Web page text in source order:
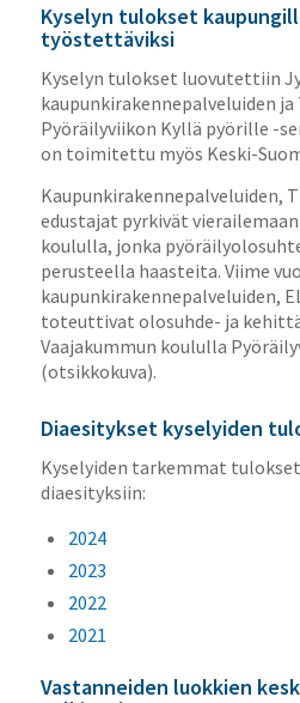
Kyselyn tulokset
työstettäviksi
Kyselyn tulokset luovutettiin
kaupunkirakennepalveluiden
Pyöräilyviikon Kyllä pyörille -
on toimitettu myös Keski-
Kaupunkirakennepalveluiden,
edustajat pyrkivät
koululla, jonka
perusteella haasteita. Viime
kaupunkirakennepalveluiden,
toteuttivat olosuhde- ja
Vaajakummun koululla
(otsikkokuva).
Diaesitykset kyselyiden
Kyselyiden tarkemmat
diaesityksiin:
2024
2023
2022
2021
Vastanneiden luokkien